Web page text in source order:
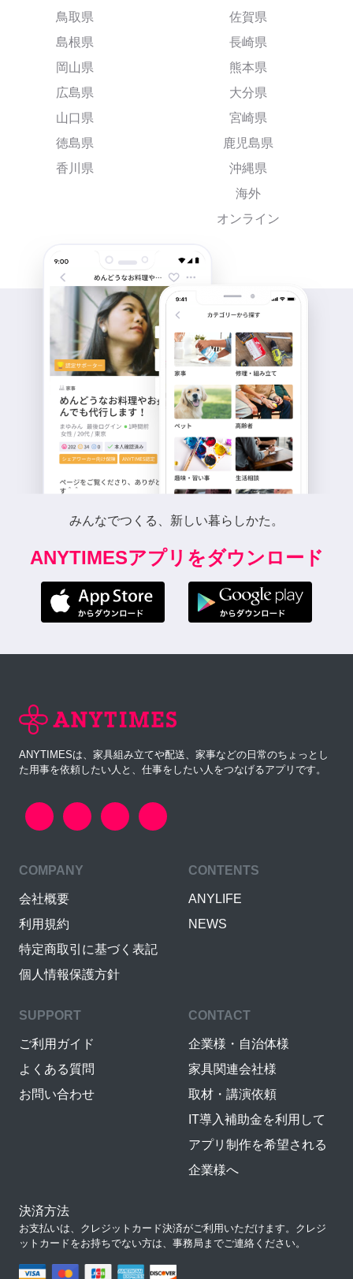
鳥取県
島根県
岡山県
広島県
山口県
徳島県
香川県
佐賀県
長崎県
熊本県
大分県
宮崎県
鹿児島県
沖縄県
海外
オンライン
みんなでつくる、新しい暮らしかた。
ANYTIMESアプリをダウンロード
ANYTIMESは、家具組み立てや配送、家事などの日常のちょっとし
た用事を依頼したい人と、仕事をしたい人をつなげるアプリです。
COMPANY
会社概要
利用規約
特定商取引に基づく表記
個人情報保護方針
CONTENTS
ANYLIFE
NEWS
SUPPORT
ご利用ガイド
よくある質問
お問い合わせ
CONTACT
企業様・自治体様
家具関連会社様
取材・講演依頼
IT導入補助金を利用して
アプリ制作を希望される
企業様へ
決済方法
お支払いは、クレジットカード決済がご利用いただけます。クレジ
ットカードをお持ちでない方は、事務局までご連絡ください。